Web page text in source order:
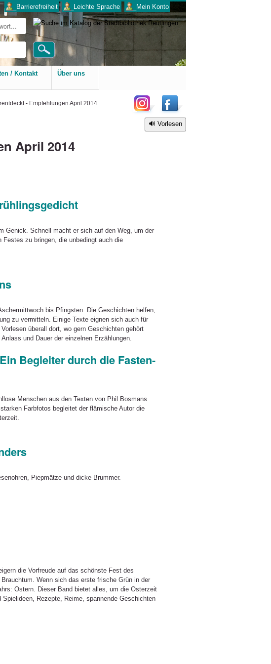
___Barrierefreiheit ___Leichte Sprache ___Mein Konto
/ Kontakt Über uns
- Empfehlungen April 2014
Vorlesen
April 2014
Genick. Schnell macht er sich auf den Weg, um der
zu bringen, die unbedingt auch die
bis Pfingsten. Die Geschichten helfen,
zu vermitteln. Einige Texte eignen sich auch für
überall dort, wo gern Geschichten gehört
und Dauer der einzelnen Erzählungen.
Begleiter durch die Fasten-
Menschen aus den Texten von Phil Bosmans
Farbfotos begleitet der flämische Autor die
Piepmätze und dicke Brummer.
die Vorfreude auf das schönste Fest des
Wenn sich das erste frische Grün in der
Ostern. Dieser Band bietet alles, um die Osterzeit
Rezepte, Reime, spannende Geschichten